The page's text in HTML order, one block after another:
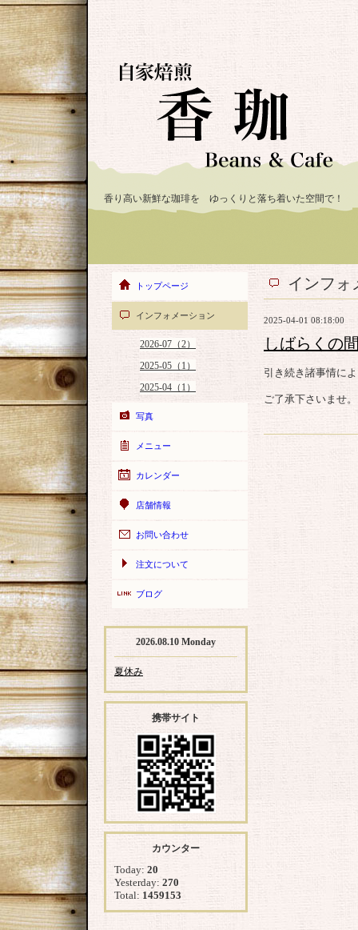
香り高い新鮮な珈琲を ゆっくりと落ち着いた空間で！
インフォ
2025-04-01 08:18:00
しばらくの
引き続き諸事情に
ご了承下さいませ。
トップページ
インフォメーション
2026-07（2）
2025-05（1）
2025-04（1）
写真
メニュー
カレンダー
店舗情報
お問い合わせ
注文について
ブログ
2026.08.10 Monday
夏休み
携帯サイト
カウンター
Today: 20
Yesterday: 270
Total: 1459153